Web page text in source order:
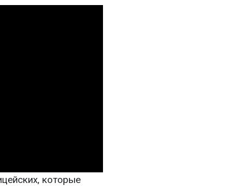
которые